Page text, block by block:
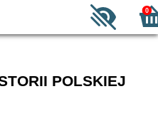
0
POLSKIEJ